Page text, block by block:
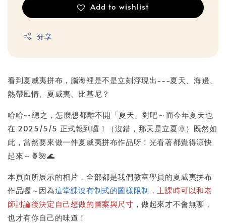
Add to wishlist
分享
看到夏威夷拼布，腦海裡是不是立刻浮現出---夏天、海邊、
熱帶風情、夏威夷、比基尼？
哈哈~~總之，怎麼想都離不開「夏天」對吧～而今年夏天也
在 2025/5/5 正式報到囉！（沒錯，那天是立夏🌞）既然如
此，當然要來做一件夏威夷拼布作品呀！光看著都覺得涼快
起來～🍍🌺🌊
本頁面所展示的相片，全部都是我們教室學員的夏威夷拼布
作品喔～因為這堂課沒有制式的圖樣限制 ， 上課時可以和老
師討論後決定自己想做的圖案與尺寸 ，做起來才不會無聊，
也才有你自己的味道！